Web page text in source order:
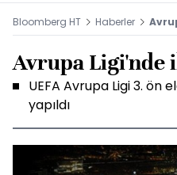
Bloomberg HT Haberler
Avrupa Ligi'nde
UEFA Avrupa Ligi 3. ön
yapıldı